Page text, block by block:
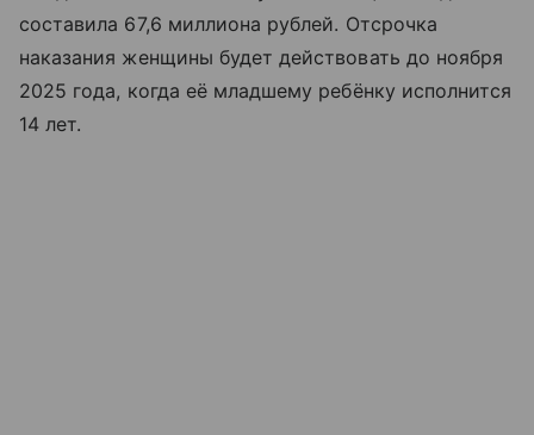
составила 67,6 миллиона рублей. Отсрочка
наказания женщины будет действовать до ноября
2025 года, когда её младшему ребёнку исполнится
14 лет.